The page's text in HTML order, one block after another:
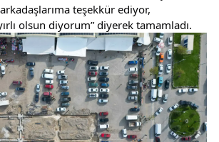
teşekkür ediyor,
olsun diyorum” diyerek tamamladı.